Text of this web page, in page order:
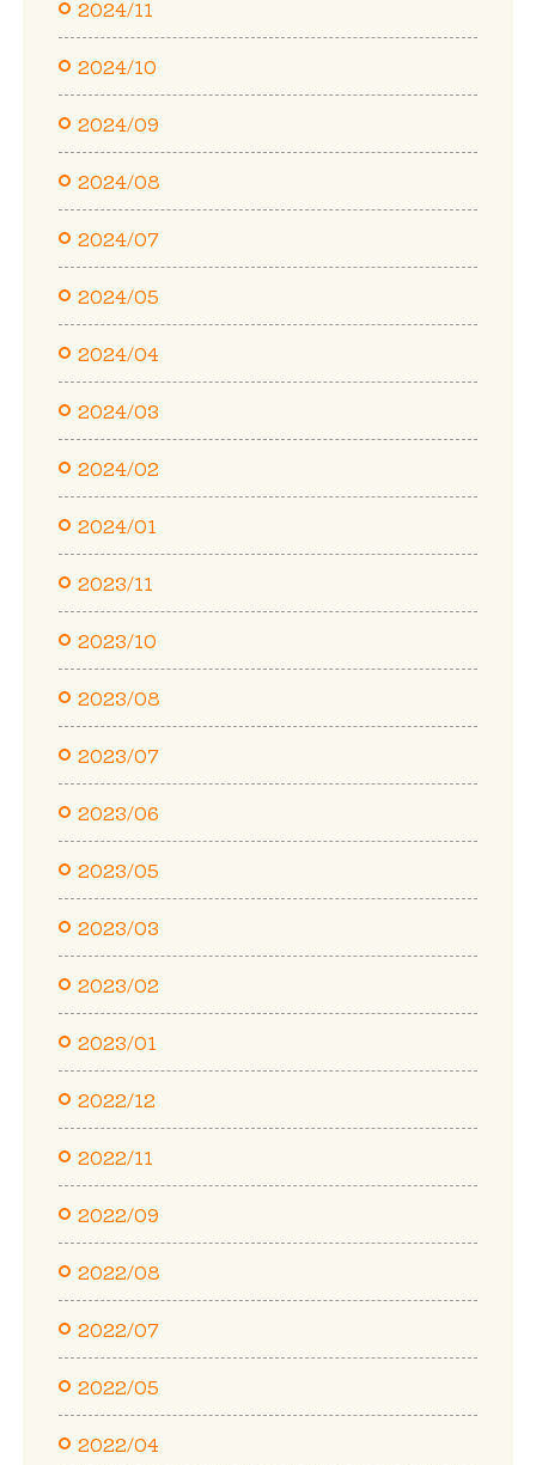
2024/11
2024/10
2024/09
2024/08
2024/07
2024/05
2024/04
2024/03
2024/02
2024/01
2023/11
2023/10
2023/08
2023/07
2023/06
2023/05
2023/03
2023/02
2023/01
2022/12
2022/11
2022/09
2022/08
2022/07
2022/05
2022/04